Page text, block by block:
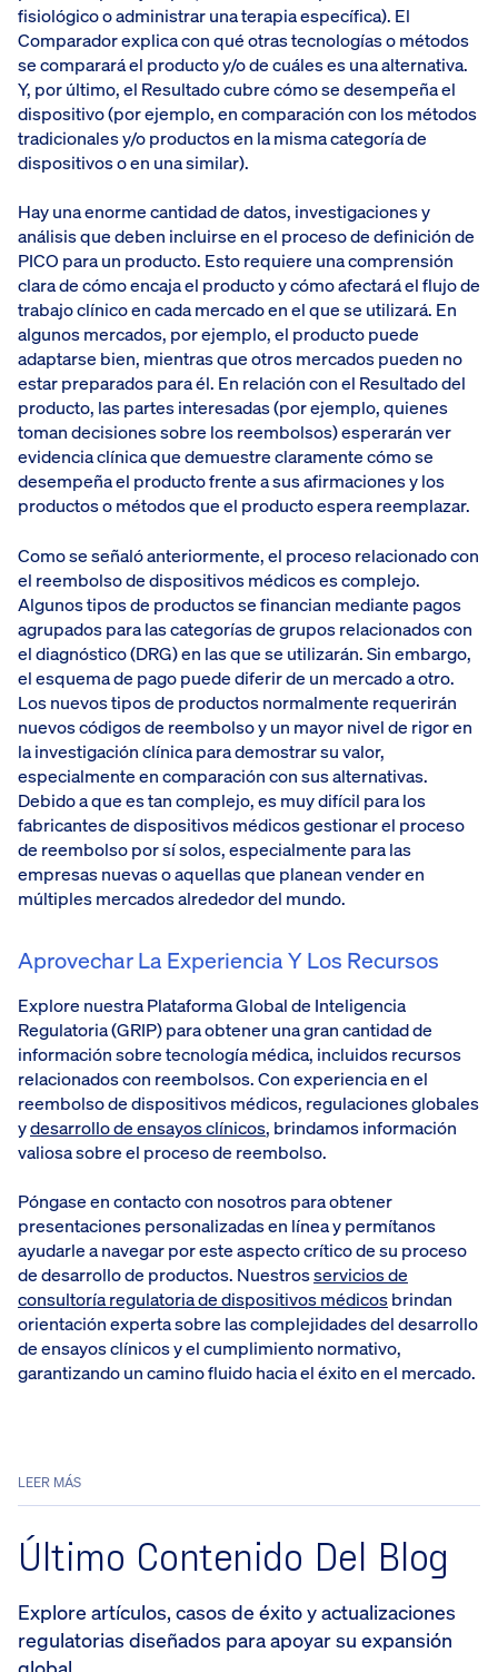
fisiológico o administrar una terapia específica). El
Comparador explica con qué otras tecnologías o métodos
se comparará el producto y/o de cuáles es una alternativa.
Y, por último, el Resultado cubre cómo se desempeña el
dispositivo (por ejemplo, en comparación con los métodos
tradicionales y/o productos en la misma categoría de
dispositivos o en una similar).
Hay una enorme cantidad de datos, investigaciones y
análisis que deben incluirse en el proceso de definición de
PICO para un producto. Esto requiere una comprensión
clara de cómo encaja el producto y cómo afectará el flujo de
trabajo clínico en cada mercado en el que se utilizará. En
algunos mercados, por ejemplo, el producto puede
adaptarse bien, mientras que otros mercados pueden no
estar preparados para él. En relación con el Resultado del
producto, las partes interesadas (por ejemplo, quienes
toman decisiones sobre los reembolsos) esperarán ver
evidencia clínica que demuestre claramente cómo se
desempeña el producto frente a sus afirmaciones y los
productos o métodos que el producto espera reemplazar.
Como se señaló anteriormente, el proceso relacionado con
el reembolso de dispositivos médicos es complejo.
Algunos tipos de productos se financian mediante pagos
agrupados para las categorías de grupos relacionados con
el diagnóstico (DRG) en las que se utilizarán. Sin embargo,
el esquema de pago puede diferir de un mercado a otro.
Los nuevos tipos de productos normalmente requerirán
nuevos códigos de reembolso y un mayor nivel de rigor en
la investigación clínica para demostrar su valor,
especialmente en comparación con sus alternativas.
Debido a que es tan complejo, es muy difícil para los
fabricantes de dispositivos médicos gestionar el proceso
de reembolso por sí solos, especialmente para las
empresas nuevas o aquellas que planean vender en
múltiples mercados alrededor del mundo.
Aprovechar La Experiencia Y Los Recursos
Explore nuestra Plataforma Global de Inteligencia
Regulatoria (GRIP) para obtener una gran cantidad de
información sobre tecnología médica, incluidos recursos
relacionados con reembolsos. Con experiencia en el
reembolso de dispositivos médicos, regulaciones globales
ydesarrollo de ensayos clínicos, brindamos información
valiosa sobre el proceso de reembolso.
Póngase en contacto con nosotros para obtener
presentaciones personalizadas en línea y permítanos
ayudarle a navegar por este aspecto crítico de su proceso
de desarrollo de productos. Nuestrosservicios de
consultoría regulatoria de dispositivos médicosbrindan
orientación experta sobre las complejidades del desarrollo
de ensayos clínicos y el cumplimiento normativo,
garantizando un camino fluido hacia el éxito en el mercado.
LEER MÁS
Último Contenido Del Blog
Explore artículos, casos de éxito y actualizaciones
regulatorias diseñados para apoyar su expansión